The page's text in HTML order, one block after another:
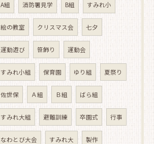
A組 消防署見学 B組 すみれ小
絵の教室 クリスマス会 七夕
運動遊び 笹飾り 運動会
すみれ小組 保育園 ゆり組 夏祭り
佐世保 Ａ組 Ｂ組 ばら組
すみれ大組 避難訓練 卒園式 行事
なわとび大会 すみれ大 製作